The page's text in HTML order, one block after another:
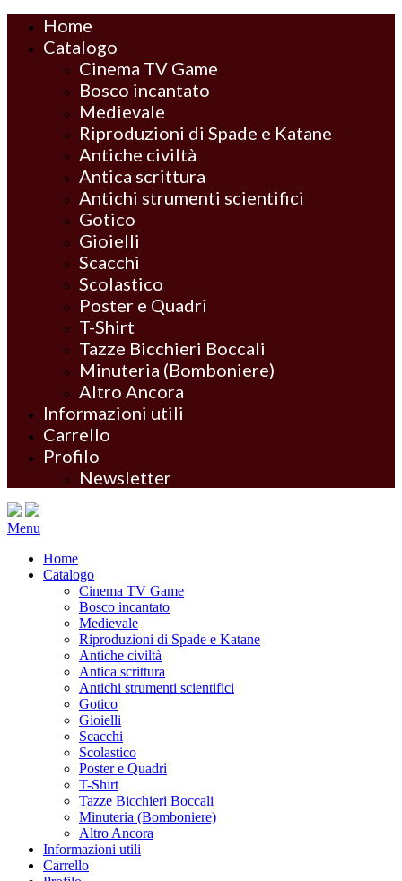
Home
Catalogo
Cinema TV Game
Bosco incantato
Medievale
Riproduzioni di Spade e Katane
Antiche civiltà
Antica scrittura
Antichi strumenti scientifici
Gotico
Gioielli
Scacchi
Scolastico
Poster e Quadri
T-Shirt
Tazze Bicchieri Boccali
Minuteria (Bomboniere)
Altro Ancora
Informazioni utili
Carrello
Profilo
Newsletter
Menu
Home
Catalogo
Cinema TV Game
Bosco incantato
Medievale
Riproduzioni di Spade e Katane
Antiche civiltà
Antica scrittura
Antichi strumenti scientifici
Gotico
Gioielli
Scacchi
Scolastico
Poster e Quadri
T-Shirt
Tazze Bicchieri Boccali
Minuteria (Bomboniere)
Altro Ancora
Informazioni utili
Carrello